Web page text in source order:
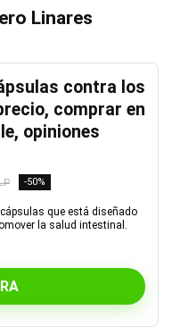
Linares
contra los
comprar en
opiniones
-50%
que está diseñado
la salud intestinal.